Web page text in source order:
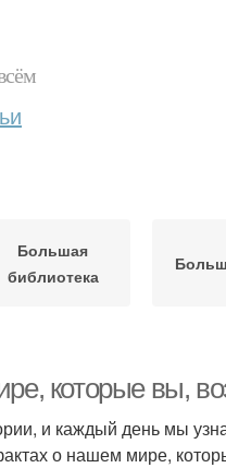
Большая
библиотека
которые вы,
и каждый день мы
о нашем мире,